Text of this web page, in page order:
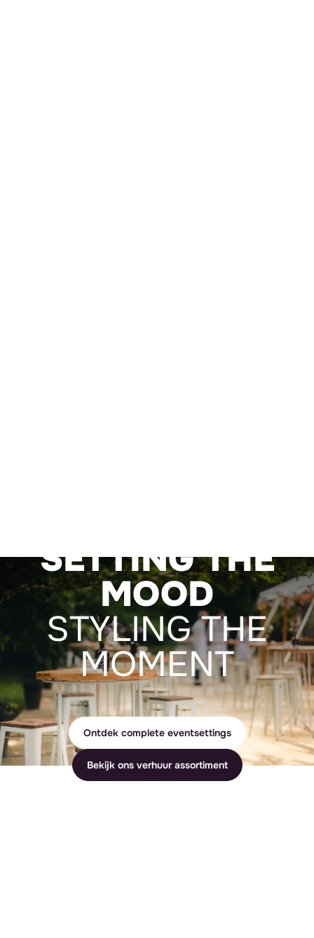
SETTING THE
MOOD
STYLING THE
MOMENT
Ontdek complete eventsettings
Bekijk ons verhuur assortiment